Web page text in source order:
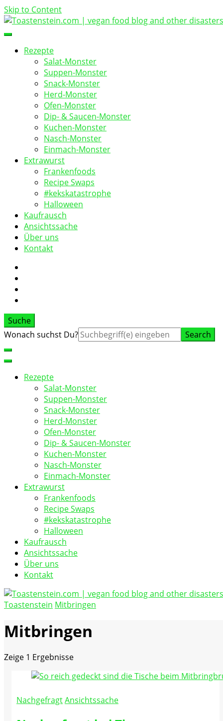
Skip to Content
Toastenstein.com
vegan food blog
Rezepte
Salat-Monster
Suppen-Monster
Snack-Monster
Herd-Monster
Ofen-Monster
Dip- & Saucen-Monster
Kuchen-Monster
Nasch-Monster
Einmach-Monster
Extrawurst
Frankenfoods
Recipe Swaps
#kekskatastrophe
Halloween
Kaufrausch
Ansichtssache
Über uns
Kontakt
Suche
Suche
Wonach suchst Du?
Rezepte
Salat-Monster
Suppen-Monster
Snack-Monster
Herd-Monster
Ofen-Monster
Dip- & Saucen-Monster
Kuchen-Monster
Nasch-Monster
Einmach-Monster
Extrawurst
Frankenfoods
Recipe Swaps
#kekskatastrophe
Halloween
Kaufrausch
Ansichtssache
Über uns
Kontakt
Toastenstein.com
Toastenstein Mitbringen
Mitbringen
Zeige 1 Ergebnisse
NachgefragtAnsichtssache